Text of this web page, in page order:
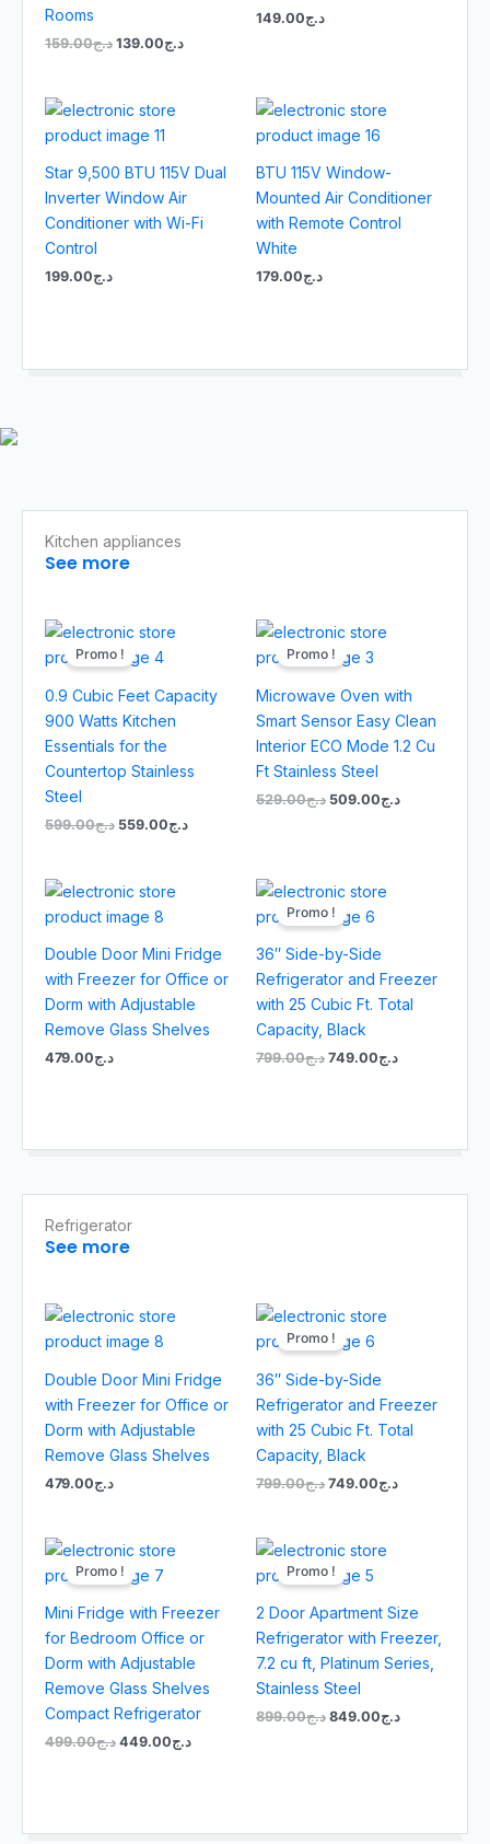
Rooms
د.ج159.00 د.ج139.00
د.ج149.00
Star 9,500 BTU 115V Dual
Inverter Window Air
Conditioner with Wi-Fi
Control
د.ج199.00
BTU 115V Window-
Mounted Air Conditioner
with Remote Control
White
د.ج179.00
Kitchen appliances
See more
Promo !
0.9 Cubic Feet Capacity
900 Watts Kitchen
Essentials for the
Countertop Stainless
Steel
د.ج599.00
Le
initial
د.ج599.00.
د.ج559.00
د.ج559.00.
Promo !
Microwave Oven with
Smart Sensor Easy Clean
Interior ECO Mode 1.2 Cu
Ft Stainless Steel
د.ج529.00
Le
initial
د.ج529.00.
د.ج509.00
Double Door Mini Fridge
with Freezer for Office or
Dorm with Adjustable
Remove Glass Shelves
د.ج479.00
Promo !
36″ Side-by-Side
Refrigerator and Freezer
with 25 Cubic Ft. Total
Capacity, Black
د.ج799.00
Le
initial
د.ج749.00
Refrigerator
See more
Double Door Mini Fridge
with Freezer for Office or
Dorm with Adjustable
Remove Glass Shelves
د.ج479.00
Promo !
36″ Side-by-Side
Refrigerator and Freezer
with 25 Cubic Ft. Total
Capacity, Black
د.ج799.00
Le
initial
د.ج749.00
Promo !
Mini Fridge with Freezer
for Bedroom Office or
Dorm with Adjustable
Remove Glass Shelves
Compact Refrigerator
د.ج499.00
Le
initial
د.ج499.00.
د.ج449.00
د.ج449.00.
Promo !
2 Door Apartment Size
Refrigerator with Freezer,
7.2 cu ft, Platinum Series,
Stainless Steel
د.ج899.00
Le
initial
د.ج899.00.
د.ج849.00